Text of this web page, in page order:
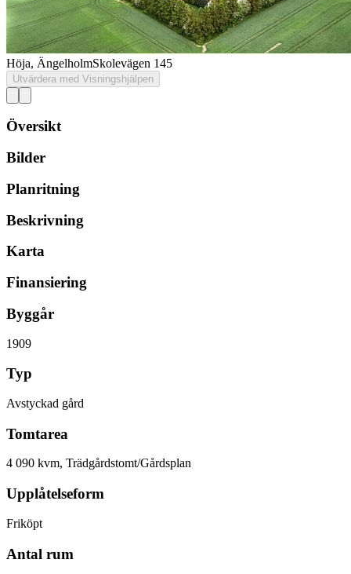
Höja, ÄngelholmSkolevägen 145
Utvärdera med Visningshjälpen
Översikt
Bilder
Planritning
Beskrivning
Karta
Finansiering
Byggår
1909
Typ
Avstyckad gård
Tomtarea
4 090 kvm, Trädgårdstomt/Gårdsplan
Upplåtelseform
Friköpt
Antal rum